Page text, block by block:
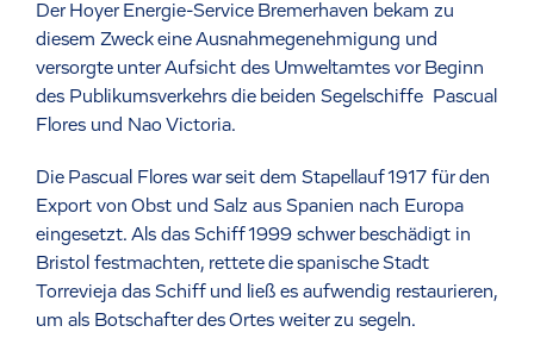
Der Hoyer Energie-Service Bremerhaven bekam zu
diesem Zweck eine Ausnahmegenehmigung und
versorgte unter Aufsicht des Umweltamtes vor Beginn
des Publikumsverkehrs die beiden Segelschiffe Pascual
Flores und Nao Victoria.
Die Pascual Flores war seit dem Stapellauf 1917 für den
Export von Obst und Salz aus Spanien nach Europa
eingesetzt. Als das Schiff 1999 schwer beschädigt in
Bristol festmachten, rettete die spanische Stadt
Torrevieja das Schiff und ließ es aufwendig restaurieren,
um als Botschafter des Ortes weiter zu segeln.